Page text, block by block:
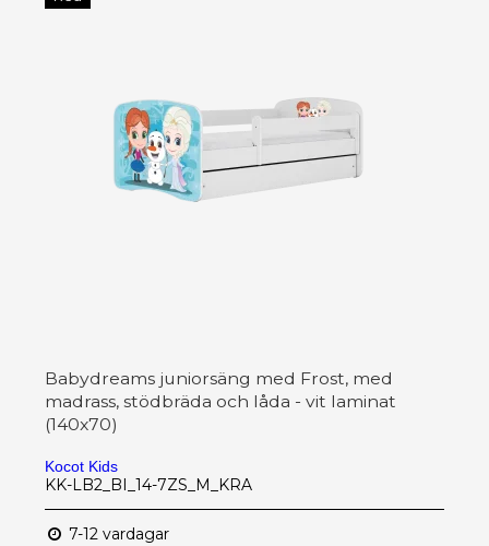
Babydreams juniorsäng med Frost, med
madrass, stödbräda och låda - vit laminat
(140x70)
Kocot Kids
KK-LB2_BI_14-7ZS_M_KRA
7-12 vardagar